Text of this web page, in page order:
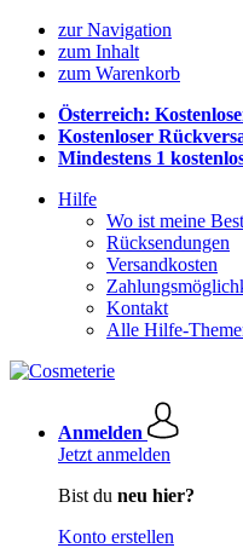
zur Navigation
zum Inhalt
zum Warenkorb
Österreich:
Kostenloser
Mindestens 1
Hilfe
Wo ist meine
Rücksendungen
Versandkosten
Kontakt
Alle Hilfe-
Anmelden
Jetzt anmelden
Bist du neu hier?
Konto erstellen